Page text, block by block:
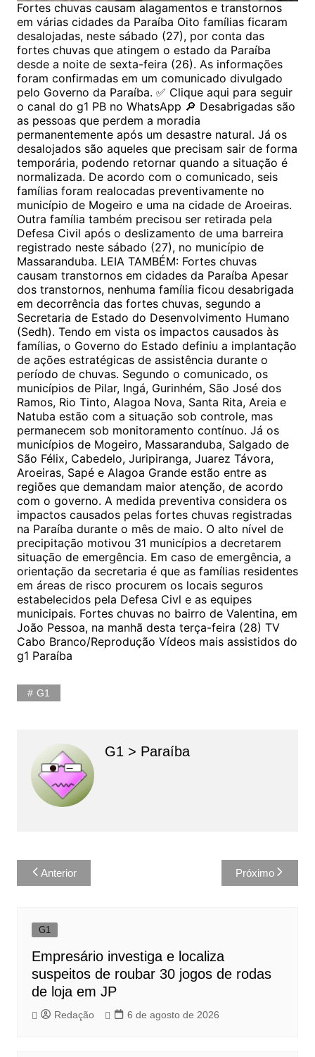
Fortes chuvas causam alagamentos e transtornos
em várias cidades da Paraíba Oito famílias ficaram
desalojadas, neste sábado (27), por conta das
fortes chuvas que atingem o estado da Paraíba
desde a noite de sexta-feira (26). As informações
foram confirmadas em um comunicado divulgado
pelo Governo da Paraíba. ✅ Clique aqui para seguir
o canal do g1 PB no WhatsApp 🔎 Desabrigadas são
as pessoas que perdem a moradia
permanentemente após um desastre natural. Já os
desalojados são aqueles que precisam sair de forma
temporária, podendo retornar quando a situação é
normalizada. De acordo com o comunicado, seis
famílias foram realocadas preventivamente no
município de Mogeiro e uma na cidade de Aroeiras.
Outra família também precisou ser retirada pela
Defesa Civil após o deslizamento de uma barreira
registrado neste sábado (27), no município de
Massaranduba. LEIA TAMBÉM: Fortes chuvas
causam transtornos em cidades da Paraíba Apesar
dos transtornos, nenhuma família ficou desabrigada
em decorrência das fortes chuvas, segundo a
Secretaria de Estado do Desenvolvimento Humano
(Sedh). Tendo em vista os impactos causados às
famílias, o Governo do Estado definiu a implantação
de ações estratégicas de assistência durante o
período de chuvas. Segundo o comunicado, os
municípios de Pilar, Ingá, Gurinhém, São José dos
Ramos, Rio Tinto, Alagoa Nova, Santa Rita, Areia e
Natuba estão com a situação sob controle, mas
permanecem sob monitoramento contínuo. Já os
municípios de Mogeiro, Massaranduba, Salgado de
São Félix, Cabedelo, Juripiranga, Juarez Távora,
Aroeiras, Sapé e Alagoa Grande estão entre as
regiões que demandam maior atenção, de acordo
com o governo. A medida preventiva considera os
impactos causados pelas fortes chuvas registradas
na Paraíba durante o mês de maio. O alto nível de
precipitação motivou 31 municípios a decretarem
situação de emergência. Em caso de emergência, a
orientação da secretaria é que as famílias residentes
em áreas de risco procurem os locais seguros
estabelecidos pela Defesa Civl e as equipes
municipais. Fortes chuvas no bairro de Valentina, em
João Pessoa, na manhã desta terça-feira (28) TV
Cabo Branco/Reprodução Vídeos mais assistidos do
g1 Paraíba
G1
G1 > Paraíba
Navegação
de
Anterior Próximo
G1
Empresário investiga e localiza
suspeitos de roubar 30 jogos de rodas
de loja em JP
Redação 6 de agosto de 2026